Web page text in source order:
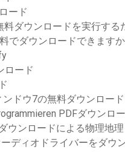
ード
ダウンロードを実行する
でダウンロードできますか
ロード
ドウ7の無料ダウンロード
PDFダウンロ
ウンロードによる物理地理
ディオドライバーをダウ